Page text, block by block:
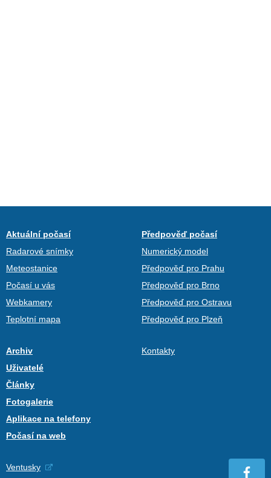
Aktuální počasí
Radarové snímky
Meteostanice
Počasí u vás
Webkamery
Teplotní mapa
Předpověď počasí
Numerický model
Předpověď pro Prahu
Předpověď pro Brno
Předpověď pro Ostravu
Předpověď pro Plzeň
Archiv
Uživatelé
Články
Fotogalerie
Aplikace na telefony
Počasí na web
Kontakty
Ventusky